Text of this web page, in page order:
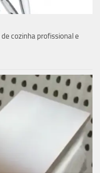
cozinha profissional e